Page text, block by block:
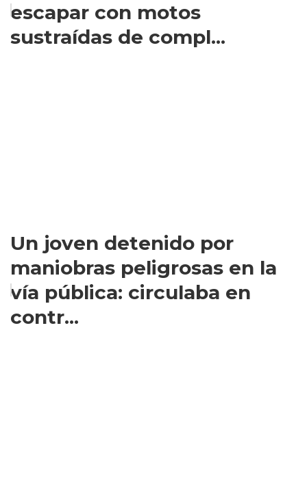
escapar con motos
sustraídas de compl...
Un joven detenido por
maniobras peligrosas en la
vía pública: circulaba en
contr...